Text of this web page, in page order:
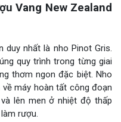
Vang New Zealand
nhất là nho Pinot Gris.
quy trình trong từng giai
thơm ngon đặc biệt. Nho
máy hoàn tất công đoạn
lên men ở nhiệt độ thấp
rượu.